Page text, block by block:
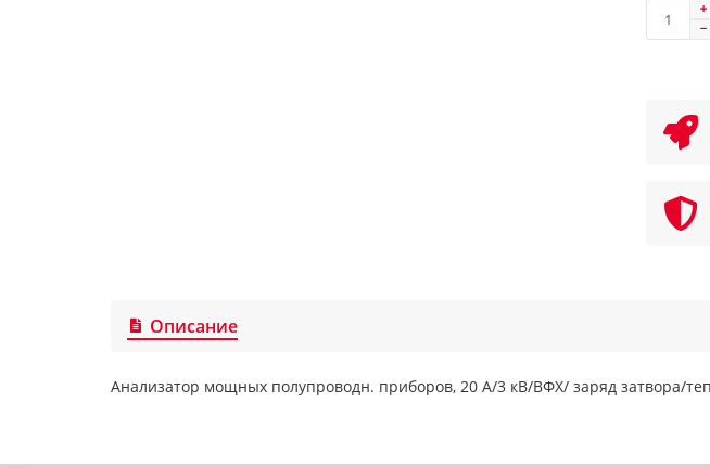
Описание
Анализатор мощных полупроводн. приборов, 20 А/3 кВ/ВФХ/ заряд затвора/